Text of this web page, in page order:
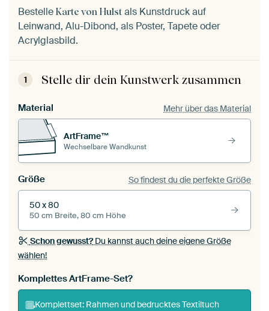
Bestelle Karte von Hulst als Kunstdruck auf
Leinwand, Alu-Dibond, als Poster, Tapete oder
Acrylglasbild.
1 Stelle dir dein Kunstwerk zusammen
Material Mehr über das Material
ArtFrame™
Wechselbare Wandkunst
Größe So findest du die perfekte Größe
50 x 80
50 cm Breite, 80 cm Höhe
Schon gewusst?Du kannst auch deine eigene Größe
wählen!
Komplettes ArtFrame-Set?
Komplettset: Rahmen und bedrucktes Textiltuch